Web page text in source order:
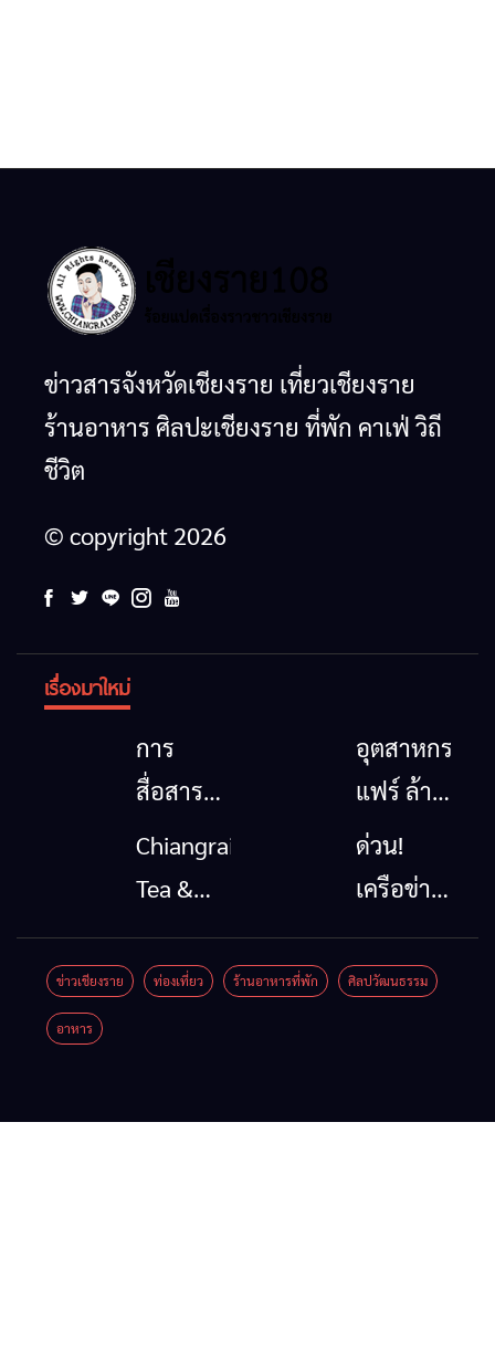
ข่าวสารจังหวัดเชียงราย เที่ยวเชียงราย
ร้านอาหาร ศิลปะเชียงราย ที่พัก คาเฟ่ วิถี
ชีวิต
© copyright 2026
เรื่องมาใหม่
การ
สื่อสาร
โทรคมนาคม
กรณีภัย
เชียงราย
เมื่อ
อุตสาหกรรม
แฟร์ ล้าน
นาตะวัน
ออก
รวมของดี
สินค้าเด่น
Chiangrai
Tea &
Coffee
Festival
ด่วน!
เครือข่าย
ลุ่มน้ำกก
ยื่น 5 ข้อ
ข่าวเชียงราย ท่องเที่ยว ร้านอาหารที่พัก ศิลปวัฒนธรรม
อาหาร